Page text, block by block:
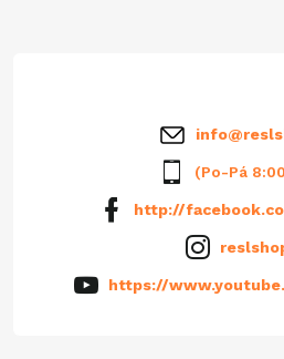
info@
(Po-Pá
http://
https://